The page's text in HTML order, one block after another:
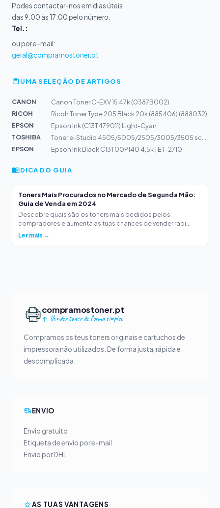
Podes contactar-nos em dias úteis
das 9:00 às 17:00 pelo número:
Tel.:
ou por e-mail:
geral@compramostoner.pt
UMA SELEÇÃO DE ARTIGOS
CANON
Canon Toner C-EXV 15 47k (0387B002)
RICOH
Ricoh Toner Type 205 Black 20k (885406) (888032)
EPSON
Epson Ink (C13T479011) Light-Cyan
TOSHIBA
EPSON
Epson Ink Black C13T00P140 4,5k | ET-2710
DICA DO GUIA
Toners Mais Procurados no Mercado de Segunda Mão:
Guia de Venda em 2024
Descobre quais são os toners mais pedidos pelos
compradores e aumenta as tuas chances de vender rapi...
Ler mais →
compramostoner.pt
Vender toner de forma simples
Compramos os teus toners originais e cartuchos de
impressora não utilizados. De forma justa, rápida e
descomplicada.
ENVIO
Envio gratuito
Etiqueta de envio por e-mail
Envio por DHL
AS TUAS VANTAGENS